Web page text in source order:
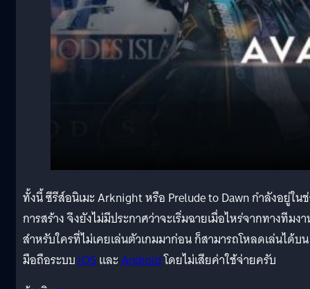
ทั้งนี้ ซีรีส์อนิเมะ Arknight หรือ Prelude to Dawn กำลังอยู่ใน
การสร้าง จึงยังไม่มีประกาศว่าจะเริ่มฉายเมื่อไหร่จากทางทีมง
สำหรับใครที่ไม่เคยเล่นตัวเกมมาก่อน ก็สามารถโหลดเล่นได้บน
มือถือระบบiOSและAndroidโดยไม่เสียค่าใช้จ่ายครับ